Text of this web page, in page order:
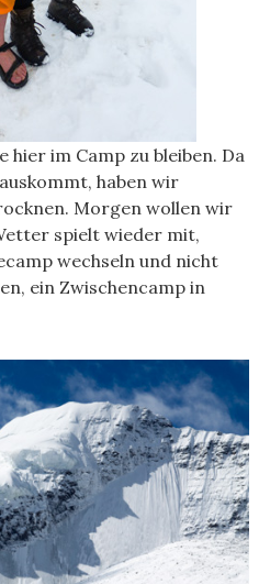
hier im Camp zu bleiben. Da
haben wir
Morgen wollen wir
spielt wieder mit,
wechseln und nicht
ein Zwischencamp in